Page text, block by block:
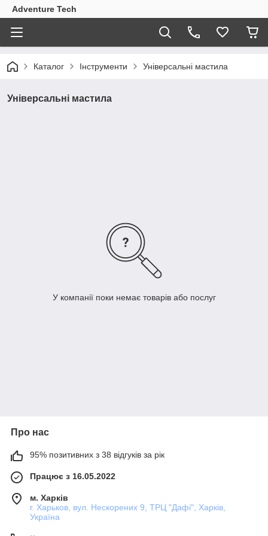
Adventure Tech
Каталог Інструменти Універсальні мастила
Універсальні мастила
У компанії поки немає товарів або послуг
Про нас
95% позитивних з 38 відгуків за рік
Працює з 16.05.2022
м. Харків
г. Харьков, вул. Нескорених 9, ТРЦ "Дафі", Харків,
Україна